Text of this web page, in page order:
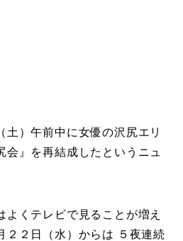
土）午前中に女優の沢尻エリ
会』を再結成したというニュ
よくテレビで見ることが増え
２２日（水）からは ５夜連続